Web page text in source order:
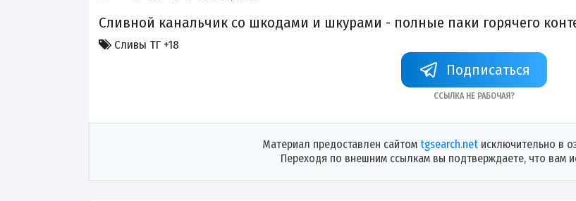
Сливной канальчик со шкодами и шкурами - полные паки горячего
Сливы ТГ +18
Подписаться
Ссылка не рабочая?
Материал предоставлен сайтом tgsearch.netисключительно в
Переходя по внешним ссылкам вы подтверждаете, что вам